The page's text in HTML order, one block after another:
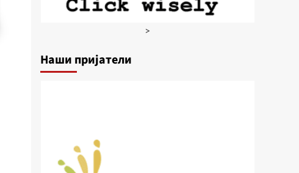
>
Наши пријатели